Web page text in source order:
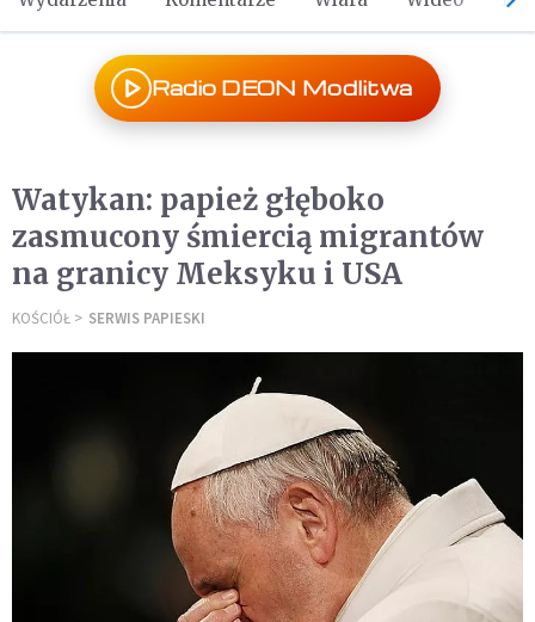
Radio DEON Modlitwa
Watykan: papież głęboko
zasmucony śmiercią migrantów
na granicy Meksyku i USA
KOŚCIÓŁ SERWIS PAPIESKI